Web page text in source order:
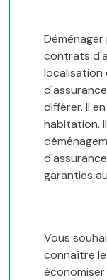
contrats
localisation
différer. Il
habitation.
garanties
Vous
connaître